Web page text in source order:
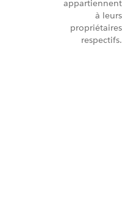
appartiennent
à leurs
propriétaires
respectifs.